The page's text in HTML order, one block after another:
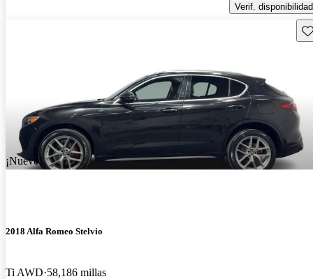
Verif. disponibilidad
¡Nuevo!
2018 Alfa Romeo Stelvio
Ti AWD 58,186 millas